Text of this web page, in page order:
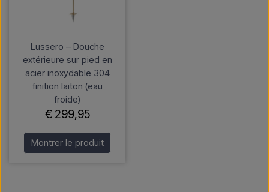
Lussero – Douche
extérieure sur pied en
acier inoxydable 304
finition laiton (eau
froide)
€ 299,95
Montrer le produit